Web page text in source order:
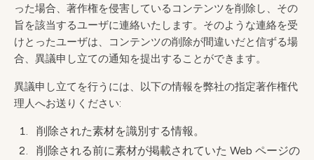
った場合、著作権を侵害しているコンテンツを削除し、その
旨を該当するユーザに連絡いたします。そのような連絡を受
けとったユーザは、コンテンツの削除が間違いだと信ずる場
合、異議申し立ての通知を提出することができます。
異議申し立てを行うには、以下の情報を弊社の指定著作権代
理人へお送りください:
削除された素材を識別する情報。
削除される前に素材が掲載されていた Web ページの